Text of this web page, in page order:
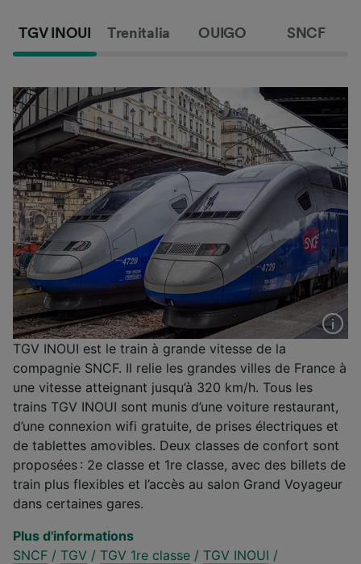
TGV INOUI Trenitalia OUIGO SNCF
TGV INOUI est le train à grande vitesse de la
compagnie SNCF. Il relie les grandes villes de France à
une vitesse atteignant jusqu’à 320 km/h. Tous les
trains TGV INOUI sont munis d’une voiture restaurant,
d’une connexion wifi gratuite, de prises électriques et
de tablettes amovibles. Deux classes de confort sont
proposées : 2e classe et 1re classe, avec des billets de
train plus flexibles et l’accès au salon Grand Voyageur
dans certaines gares.
Plus d'informations
SNCF / TGV / TGV 1re classe / TGV INOUI /